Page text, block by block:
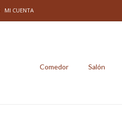
MI CUENTA
Comedor Salón